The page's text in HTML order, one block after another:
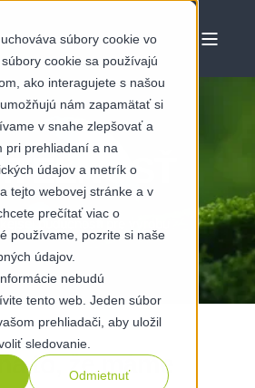
súbory cookie vo
cookie sa používajú
ako interagujete s našou
nám zapamätať si
v snahe zlepšovať a
pri prehliadaní a na
údajov a metrík o
tejto webovej stránke a v
prečítať viac o
používame, pozrite si naše
údajov.
nebudú
tento web. Jeden súbor
prehliadači, aby uložil
sledovanie.
Odmietnuť
budúcnosti pre výrobu
to, že máme